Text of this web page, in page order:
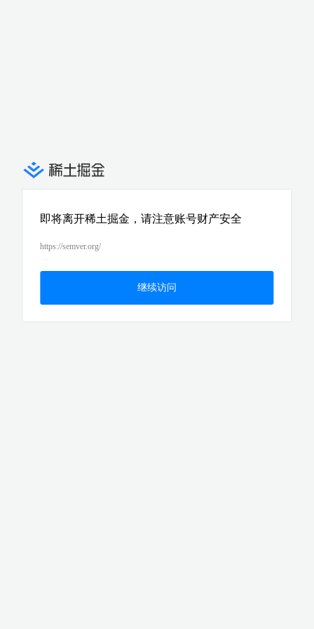
即将离开稀土掘金，请注意账号财产安全
https://semver.org/
继续访问